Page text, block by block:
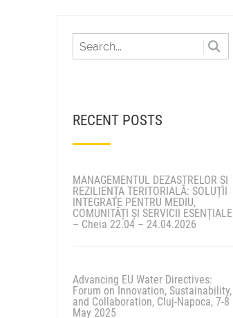
RECENT POSTS
MANAGEMENTUL DEZASTRELOR ȘI
REZILIENȚA TERITORIALĂ: SOLUȚII
INTEGRATE PENTRU MEDIU,
COMUNITĂȚI ȘI SERVICII ESENȚIALE
– Cheia 22.04 – 24.04.2026
Advancing EU Water Directives:
Forum on Innovation, Sustainability,
and Collaboration, Cluj-Napoca, 7-8
May 2025